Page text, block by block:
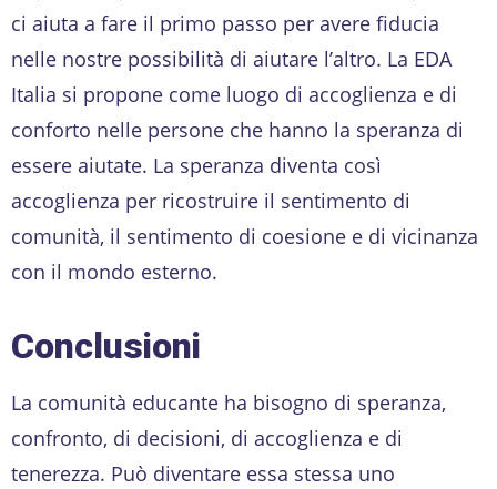
ci aiuta a fare il primo passo per avere fiducia
nelle nostre possibilità di aiutare l’altro. La EDA
Italia si propone come luogo di accoglienza e di
conforto nelle persone che hanno la speranza di
essere aiutate. La speranza diventa così
accoglienza per ricostruire il sentimento di
comunità, il sentimento di coesione e di vicinanza
con il mondo esterno.
Conclusioni
La comunità educante ha bisogno di speranza,
confronto, di decisioni, di accoglienza e di
tenerezza. Può diventare essa stessa uno